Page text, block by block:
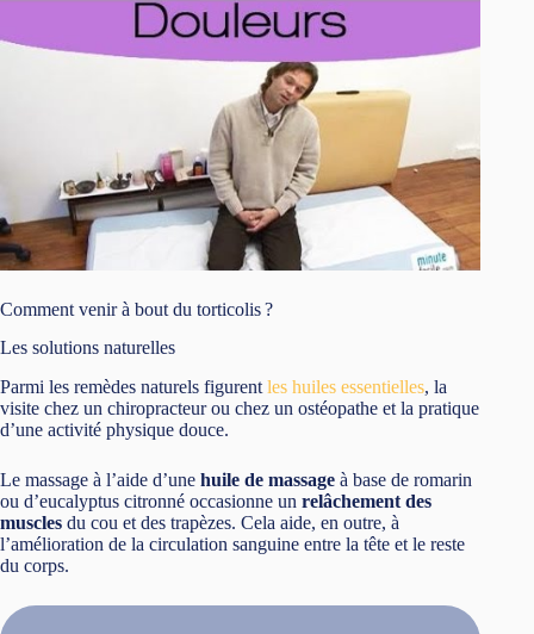
Comment venir à bout du torticolis ?
Les solutions naturelles
Parmi les remèdes naturels figurent les huiles essentielles, la
visite chez un chiropracteur ou chez un ostéopathe et la pratique
d’une activité physique douce.
Le massage à l’aide d’une huile de massage à base de romarin
ou d’eucalyptus citronné occasionne un relâchement des
muscles du cou et des trapèzes. Cela aide, en outre, à
l’amélioration de la circulation sanguine entre la tête et le reste
du corps.